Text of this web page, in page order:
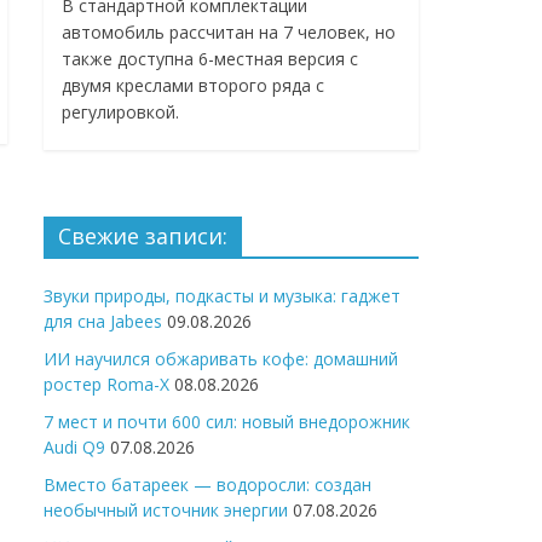
В стандартной комплектации
автомобиль рассчитан на 7 человек, но
также доступна 6-местная версия с
двумя креслами второго ряда с
регулировкой.
Свежие записи:
Звуки природы, подкасты и музыка: гаджет
для сна Jabees 09.08.2026
ИИ научился обжаривать кофе: домашний
ростер Roma-X 08.08.2026
7 мест и почти 600 сил: новый внедорожник
Audi Q9 07.08.2026
Вместо батареек — водоросли: создан
необычный источник энергии 07.08.2026